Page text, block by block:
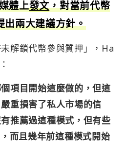
體上發文，對當前代幣
出兩大建議方針。
解鎖代幣參與質押」，Ha
個項目開始這麼做的，但這
重損害了私人市場的信
推薦過這種模式，但有些
而且幾年前這種模式開始